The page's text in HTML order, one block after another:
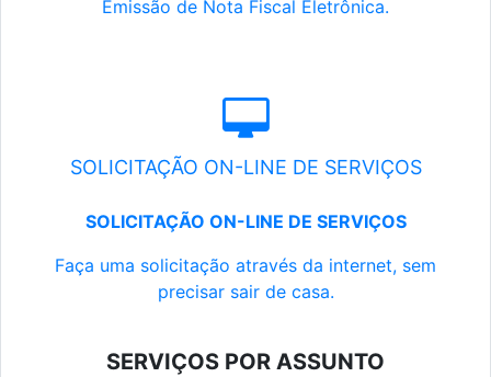
Emissão de Nota Fiscal Eletrônica.
SOLICITAÇÃO ON-LINE DE SERVIÇOS
SOLICITAÇÃO ON-LINE DE SERVIÇOS
Faça uma solicitação através da internet, sem
precisar sair de casa.
SERVIÇOS POR ASSUNTO